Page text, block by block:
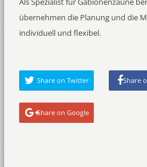
übernehmen die Planung und die
individuell und flexibel.
Share on Twitter Share
Share on Google